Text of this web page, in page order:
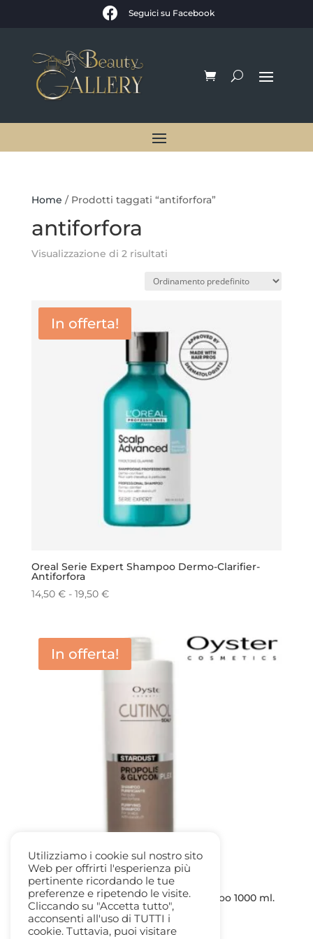
 Seguici su Facebook
Home / Prodotti taggati “antiforfora”
antiforfora
Visualizzazione di 2 risultati
In offerta!
Oreal Serie Expert Shampoo Dermo-Clarifier-
Antiforfora
14,50 € - 19,50 €Fascia
da
14,50 €
a
19,50 €
In offerta!
Oyster Cutinol Scalp Stardust Shampoo 1000 ml.
Purificante – AntiForfora
22,80€Il
13,50€Il
Utilizziamo i cookie sul nostro sito
Web per offrirti l'esperienza più
pertinente ricordando le tue
preferenze e ripetendo le visite.
Cliccando su "Accetta tutto",
acconsenti all'uso di TUTTI i
cookie. Tuttavia, puoi visitare